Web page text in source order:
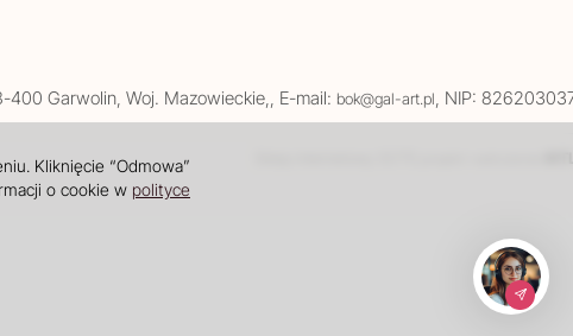
400 Garwolin , Woj. Mazowieckie , E-mail: bok@gal-art.pl , NIP:
Kliknięcie “Odmowa”
o cookie w polityce